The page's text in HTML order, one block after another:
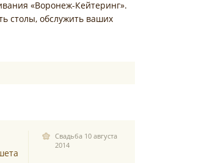
«Воронеж-Кейтеринг».
столы, обслужить ваших
Свадьба 10 августа
2014